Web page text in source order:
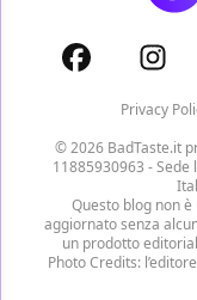
Privacy
© 2026 BadTaste.it
11885930963 -
Questo blog non
aggiornato senza
un prodotto
Photo Credits: